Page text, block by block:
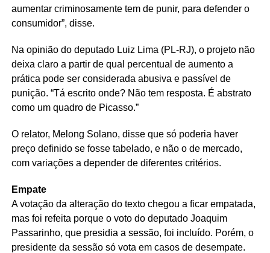
aumentar criminosamente tem de punir, para defender o
consumidor”, disse.
Na opinião do deputado Luiz Lima (PL-RJ), o projeto não
deixa claro a partir de qual percentual de aumento a
prática pode ser considerada abusiva e passível de
punição. “Tá escrito onde? Não tem resposta. É abstrato
como um quadro de Picasso.”
O relator, Melong Solano, disse que só poderia haver
preço definido se fosse tabelado, e não o de mercado,
com variações a depender de diferentes critérios.
Empate
A votação da alteração do texto chegou a ficar empatada,
mas foi refeita porque o voto do deputado Joaquim
Passarinho, que presidia a sessão, foi incluído. Porém, o
presidente da sessão só vota em casos de desempate.